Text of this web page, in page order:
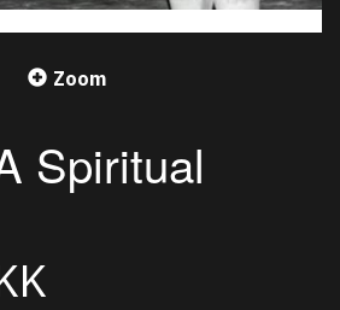
Zoom
Spiritual